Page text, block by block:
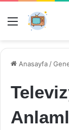
Menü
Anasayfa /